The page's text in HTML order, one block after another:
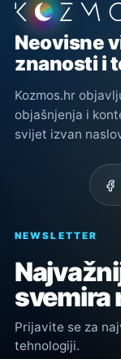
Podnožje
Neovisne
znanosti i
Kozmos.hr
objašnjenja i
svijet izvan
NEWSLETTER
svemira
Prijavite se za
tehnologiji.